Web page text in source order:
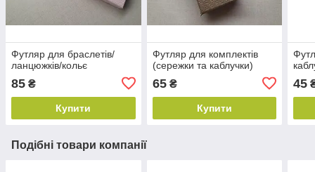
Футляр для браслетів/
ланцюжків/кольє
85 ₴
Купити
Футляр для комплектів
(сережки та каблучки)
65₴
Купити
45
Подібні товари компанії